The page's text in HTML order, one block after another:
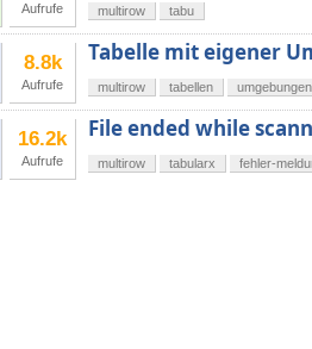
Aufrufe multirow tabu
8.8k
Aufrufe
Tabelle mit eigener
multirow tabellen umgebungen
16.2k
Aufrufe
File ended while
multirow tabularx fehler-